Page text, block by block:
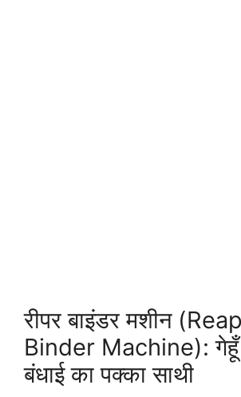
रीपर बाइंडर मशीन
Binder Machine):
बंधाई का पक्का साथी